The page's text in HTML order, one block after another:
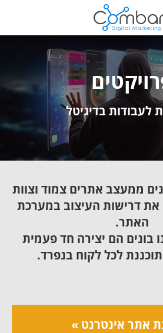
לעבודות בדיגיטל
ממעצב אתרים צמוד וצוות
את דרישות העיצוב במערכת
האתר.
בונים הם יצירה חד פעמית
לכל לקוח בנפרד.
אתר אינטרנט »